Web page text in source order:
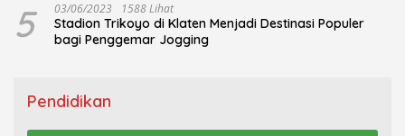
5 03/06/2023 1588 Lihat
Stadion Trikoyo di Klaten Menjadi Destinasi Populer
bagi Penggemar Jogging
Pendidikan